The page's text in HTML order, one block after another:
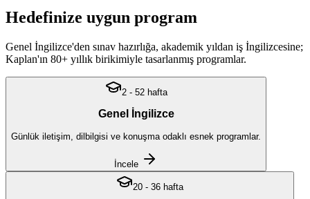
Hedefinize uygun program
Genel İngilizce'den sınav hazırlığa, akademik yıldan iş İngilizcesine;
Kaplan'ın 80+ yıllık birikimiyle tasarlanmış programlar.
2 - 52 hafta
Genel İngilizce
Günlük iletişim, dilbilgisi ve konuşma odaklı esnek programlar.
İncele
20 - 36 hafta